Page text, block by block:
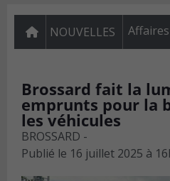
NOUVELLES
Brossard fait la
emprunts pour la
les véhicules
BROSSARD -
Publié le 16 juillet 2025 à